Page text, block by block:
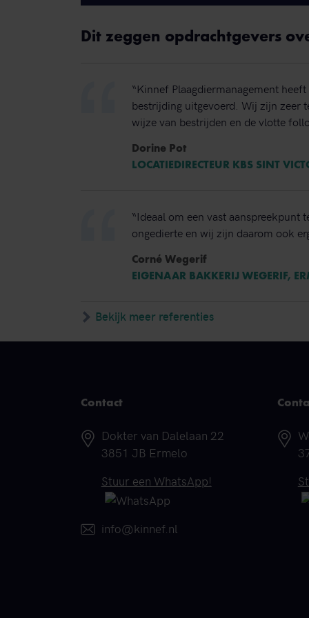
Dit zeggen opdrachtgevers
“Kinnef Plaagdiermanagement
bestrijding uitgevoerd. Wij zijn zeer
wijze van bestrijden en de vlotte
Dorine Pot
LOCATIEDIRECTEUR KBS SINT
“Ideaal om een vast aanspreekpunt
ongedierte en wij zijn daarom ook
Corné Wegerif
EIGENAAR BAKKERIJ WEGERIF,
Bekijk meer referenties
Contact
Adres
Dokter van Dalelaan 22
3851 JB Ermelo
Telefoonnummer
Stuur een WhatsApp!
E-mail
info@kinnef.nl